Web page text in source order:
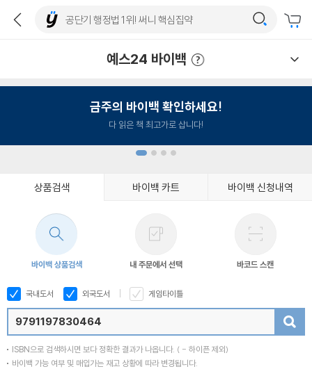
예스24 바이백
금주의 바이백 확인하세요!
다 읽은 책 최고가로 삽니다!
상품검색 바이백 카트 바이백 신청내역
바이백 상품검색 내 주문에서 선택 바코드 스캔
국내도서 외국도서 게임타이틀
ISBN으로 검색하시면 보다 정확한 결과가 나옵니다. ( - 하이픈 제외)
바이백 가능 여부 및 매입가는 재고 상황에 따라 변경됩니다.